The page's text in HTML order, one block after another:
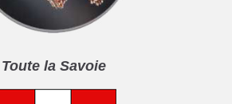
Toute la Savoie